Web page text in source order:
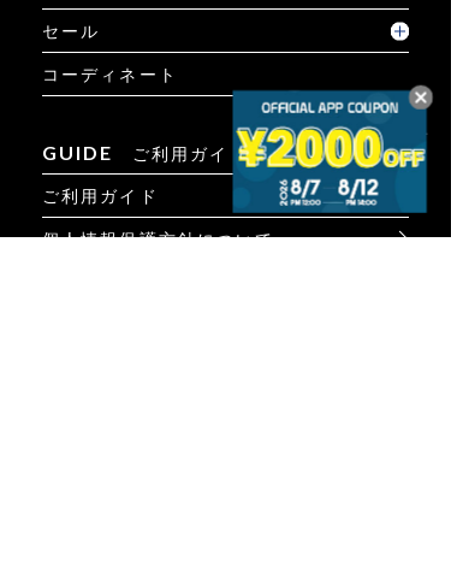
セール
コーディネート
GUIDE ご利用ガイド
ご利用ガイド
個人情報保護方針について